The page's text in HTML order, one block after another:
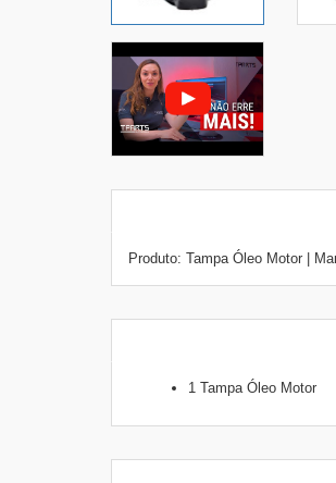
Produto: Tampa Óleo Motor |
1 Tampa Óleo Motor